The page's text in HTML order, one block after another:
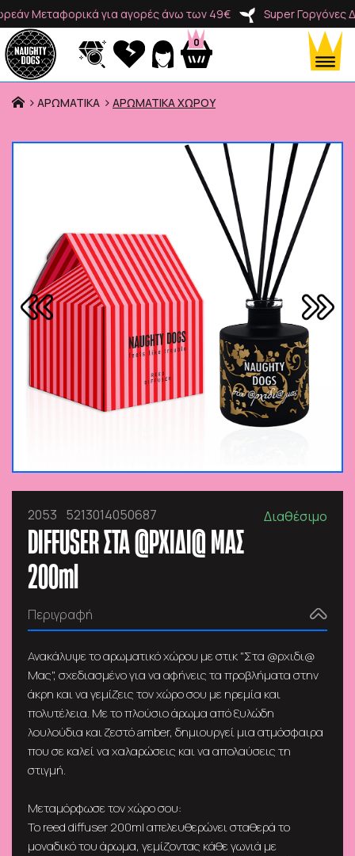
Μεταφορικά για αγορές άνω των 49€ Super Γοργόνες
0
Προϊόντα
Brands
ΑΡΩΜΑΤΙΚΑ ΑΡΩΜΑΤΙΚΑ ΧΩΡΟΥ
2053 5213014050687 Διαθέσιμο
DIFFUSER ΣΤΑ @ΡΧΙΔΙ@ ΜΑΣ
200ml
Περιγραφή
Ανακάλυψε το αρωματικό χώρου με στικ "Στα @ρχιδι@
Μας", σχεδιασμένο για να αφήνεις τα προβλήματα στην
άκρη και να γεμίζεις τον χώρο σου με ηρεμία και
πολυτέλεια. Με το πλούσιο άρωμα από ξυλώδη
λουλούδια και ζεστό amber, δημιουργεί μια ατμόσφαιρα
που σε καλεί να χαλαρώσεις και να απολαύσεις τη
στιγμή.
Μεταμόρφωσε τον χώρο σου:
Το reed diffuser 200ml απελευθερώνει σταθερά το
μοναδικό του άρωμα, γεμίζοντας κάθε γωνιά με